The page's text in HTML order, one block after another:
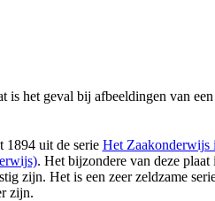
het geval bij afbeeldingen van
1894 uit de serie Het Zaakonderwijs
. Het bijzondere van deze plaat
zijn. Het is een zeer zeldzame
zijn.